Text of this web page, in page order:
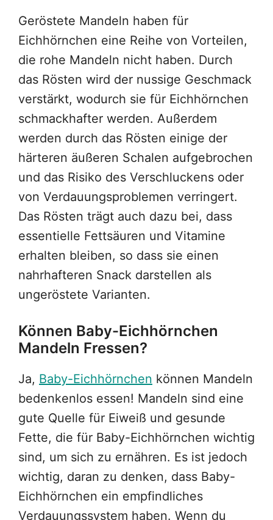
Geröstete Mandeln haben für
Eichhörnchen eine Reihe von Vorteilen,
die rohe Mandeln nicht haben. Durch
das Rösten wird der nussige Geschmack
verstärkt, wodurch sie für Eichhörnchen
schmackhafter werden. Außerdem
werden durch das Rösten einige der
härteren äußeren Schalen aufgebrochen
und das Risiko des Verschluckens oder
von Verdauungsproblemen verringert.
Das Rösten trägt auch dazu bei, dass
essentielle Fettsäuren und Vitamine
erhalten bleiben, so dass sie einen
nahrhafteren Snack darstellen als
ungeröstete Varianten.
Können Baby-Eichhörnchen
Mandeln Fressen?
Ja, Baby-Eichhörnchen können Mandeln
bedenkenlos essen! Mandeln sind eine
gute Quelle für Eiweiß und gesunde
Fette, die für Baby-Eichhörnchen wichtig
sind, um sich zu ernähren. Es ist jedoch
wichtig, daran zu denken, dass Baby-
Eichhörnchen ein empfindliches
Verdauungssystem haben. Wenn du